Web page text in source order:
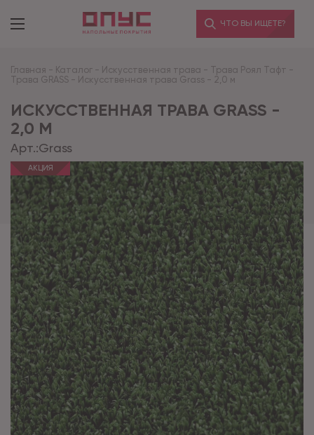
ЧТО ВЫ ИЩЕТЕ?
Главная - Каталог - Искусственная трава - Трава Роял Тафт -
Трава GRASS - Искусственная трава Grass - 2,0 м
ИСКУССТВЕННАЯ ТРАВА GRASS -
2,0 М
Арт.:Grass
АКЦИЯ